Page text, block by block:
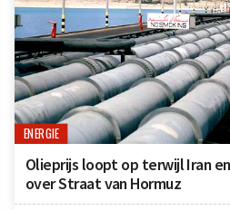
ENERGIE
Olieprijs loopt op terwijl Iran
over Straat van Hormuz